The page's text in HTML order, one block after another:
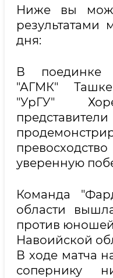
Ниже вы
результатами
дня:
В поединке
"АГМК"
"УрГУ"
уверенную
Команда
области
против
Навоийской
В ходе матча
сопернику